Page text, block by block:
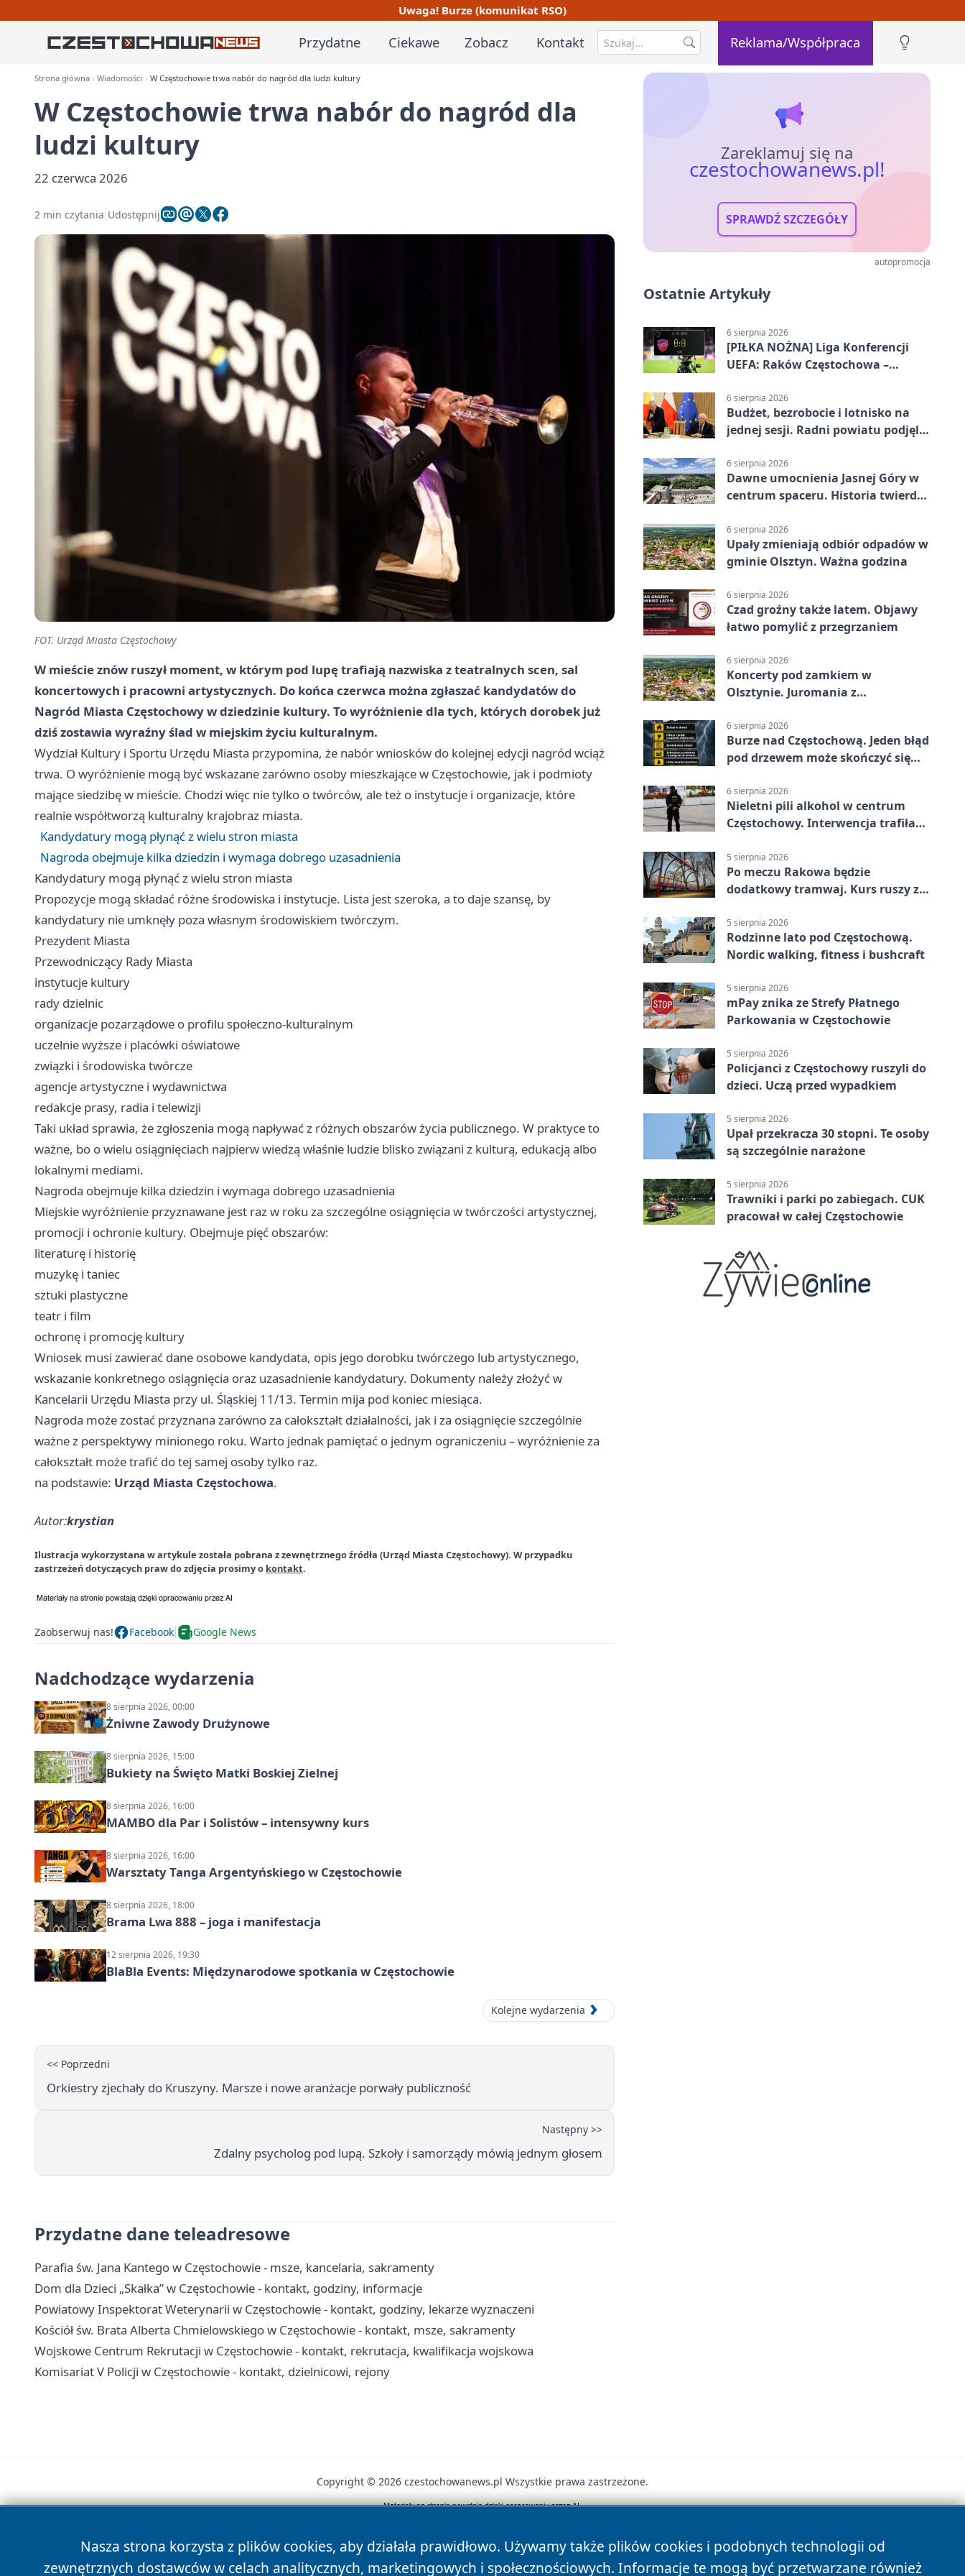
Uwaga! Burze (komunikat RSO)
Przydatne Ciekawe Zobacz Kontakt Reklama/Współpraca
Strona główna Wiadomości W Częstochowie trwa nabór do nagród dla ludzi kultury
W Częstochowie trwa nabór do nagród dla
ludzi kultury
22 czerwca 2026
2 min czytania Udostępnij
FOT. Urząd Miasta Częstochowy
W mieście znów ruszył moment, w którym pod lupę trafiają nazwiska z teatralnych scen, sal
koncertowych i pracowni artystycznych. Do końca czerwca można zgłaszać kandydatów do
Nagród Miasta Częstochowy w dziedzinie kultury. To wyróżnienie dla tych, których dorobek już
dziś zostawia wyraźny ślad w miejskim życiu kulturalnym.
Wydział Kultury i Sportu Urzędu Miasta przypomina, że nabór wniosków do kolejnej edycji nagród wciąż
trwa. O wyróżnienie mogą być wskazane zarówno osoby mieszkające w Częstochowie, jak i podmioty
mające siedzibę w mieście. Chodzi więc nie tylko o twórców, ale też o instytucje i organizacje, które
realnie współtworzą kulturalny krajobraz miasta.
Kandydatury mogą płynąć z wielu stron miasta
Nagroda obejmuje kilka dziedzin i wymaga dobrego uzasadnienia
Kandydatury mogą płynąć z wielu stron miasta
Propozycje mogą składać różne środowiska i instytucje. Lista jest szeroka, a to daje szansę, by
kandydatury nie umknęły poza własnym środowiskiem twórczym.
Prezydent Miasta
Przewodniczący Rady Miasta
instytucje kultury
rady dzielnic
organizacje pozarządowe o profilu społeczno-kulturalnym
uczelnie wyższe i placówki oświatowe
związki i środowiska twórcze
agencje artystyczne i wydawnictwa
redakcje prasy, radia i telewizji
Taki układ sprawia, że zgłoszenia mogą napływać z różnych obszarów życia publicznego. W praktyce to
ważne, bo o wielu osiągnięciach najpierw wiedzą właśnie ludzie blisko związani z kulturą, edukacją albo
lokalnymi mediami.
Nagroda obejmuje kilka dziedzin i wymaga dobrego uzasadnienia
Miejskie wyróżnienie przyznawane jest raz w roku za szczególne osiągnięcia w twórczości artystycznej,
promocji i ochronie kultury. Obejmuje pięć obszarów:
literaturę i historię
muzykę i taniec
sztuki plastyczne
teatr i film
ochronę i promocję kultury
Wniosek musi zawierać dane osobowe kandydata, opis jego dorobku twórczego lub artystycznego,
wskazanie konkretnego osiągnięcia oraz uzasadnienie kandydatury. Dokumenty należy złożyć w
Kancelarii Urzędu Miasta przy ul. Śląskiej 11/13. Termin mija pod koniec miesiąca.
Nagroda może zostać przyznana zarówno za całokształt działalności, jak i za osiągnięcie szczególnie
ważne z perspektywy minionego roku. Warto jednak pamiętać o jednym ograniczeniu – wyróżnienie za
całokształt może trafić do tej samej osoby tylko raz.
na podstawie: Urząd Miasta Częstochowa.
Autor:krystian
Ilustracja wykorzystana w artykule została pobrana z zewnętrznego źródła (Urząd Miasta Częstochowy). W przypadku
zastrzeżeń dotyczących praw do zdjęcia prosimy o kontakt.
Zaobserwuj nas! Facebook Google News
Nadchodzące wydarzenia
8 sierpnia 2026, 00:00
Żniwne Zawody Drużynowe
8 sierpnia 2026, 15:00
Bukiety na Święto Matki Boskiej Zielnej
8 sierpnia 2026, 16:00
MAMBO dla Par i Solistów – intensywny kurs
8 sierpnia 2026, 16:00
Warsztaty Tanga Argentyńskiego w Częstochowie
8 sierpnia 2026, 18:00
Brama Lwa 888 – joga i manifestacja
12 sierpnia 2026, 19:30
BlaBla Events: Międzynarodowe spotkania w Częstochowie
Kolejne wydarzenia
<< Poprzedni
Orkiestry zjechały do Kruszyny. Marsze i nowe aranżacje porwały publiczność
Następny >>
Zdalny psycholog pod lupą. Szkoły i samorządy mówią jednym głosem
Przydatne dane teleadresowe
Parafia św. Jana Kantego w Częstochowie - msze, kancelaria, sakramenty
Dom dla Dzieci „Skałka” w Częstochowie - kontakt, godziny, informacje
Powiatowy Inspektorat Weterynarii w Częstochowie - kontakt, godziny, lekarze wyznaczeni
Kościół św. Brata Alberta Chmielowskiego w Częstochowie - kontakt, msze, sakramenty
Wojskowe Centrum Rekrutacji w Częstochowie - kontakt, rekrutacja, kwalifikacja wojskowa
Komisariat V Policji w Częstochowie - kontakt, dzielnicowi, rejony
Zareklamuj się na
czestochowanews.pl!
SPRAWDŹ SZCZEGÓŁY
autopromocja
Ostatnie Artykuły
6 sierpnia 2026
[PIŁKA NOŻNA] Liga Konferencji
UEFA: Raków Częstochowa –
meczu III rundy eliminacji
6 sierpnia 2026
Budżet, bezrobocie i lotnisko na
jednej sesji. Radni powiatu podjęli
6 sierpnia 2026
Dawne umocnienia Jasnej Góry w
centrum spaceru. Historia twierdzy
6 sierpnia 2026
Upały zmieniają odbiór odpadów w
gminie Olsztyn. Ważna godzina
6 sierpnia 2026
Czad groźny także latem. Objawy
łatwo pomylić z przegrzaniem
6 sierpnia 2026
Koncerty pod zamkiem w
Olsztynie. Juromania z
6 sierpnia 2026
Burze nad Częstochową. Jeden błąd
pod drzewem może skończyć się
6 sierpnia 2026
Nieletni pili alkohol w centrum
Częstochowy. Interwencja trafiła
5 sierpnia 2026
Po meczu Rakowa będzie
dodatkowy tramwaj. Kurs ruszy ze
5 sierpnia 2026
Rodzinne lato pod Częstochową.
Nordic walking, fitness i bushcraft
5 sierpnia 2026
mPay znika ze Strefy Płatnego
Parkowania w Częstochowie
5 sierpnia 2026
Policjanci z Częstochowy ruszyli do
dzieci. Uczą przed wypadkiem
5 sierpnia 2026
Upał przekracza 30 stopni. Te osoby
są szczególnie narażone
5 sierpnia 2026
Trawniki i parki po zabiegach. CUK
pracował w całej Częstochowie
Nasza strona korzysta z plików cookies, aby działała prawidłowo. Używamy także plików cookies i podobnych technologii od
zewnętrznych dostawców w celach analitycznych, marketingowych i społecznościowych. Informacje te mogą być przetwarzane również
Copyright © 2026 czestochowanews.pl Wszystkie prawa zastrzeżone.